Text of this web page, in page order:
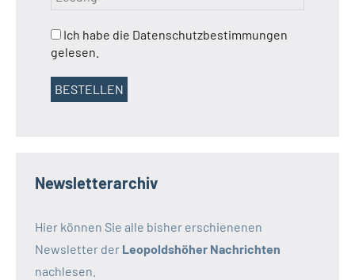
Ich habe die Datenschutzbestimmungen
gelesen.
Newsletterarchiv
Hier können Sie alle bisher erschienenen
Newsletter der Leopoldshöher Nachrichten
nachlesen.